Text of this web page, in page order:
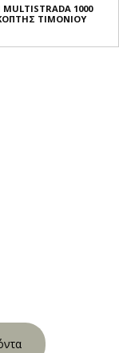
MULTISTRADA 1000
ΤΙΜΟΝΙΟΥ